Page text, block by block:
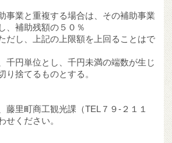
業と重複する場合は、その補助事業
、補助残額の５０％
し、上記の上限額を上回ることはで
円単位とし、千円未満の端数が生じ
り捨てるものとする。
里町商工観光課（TEL７９-２１１
せください。